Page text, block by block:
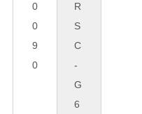
0
0
9
0
R
S
C
-
G
6